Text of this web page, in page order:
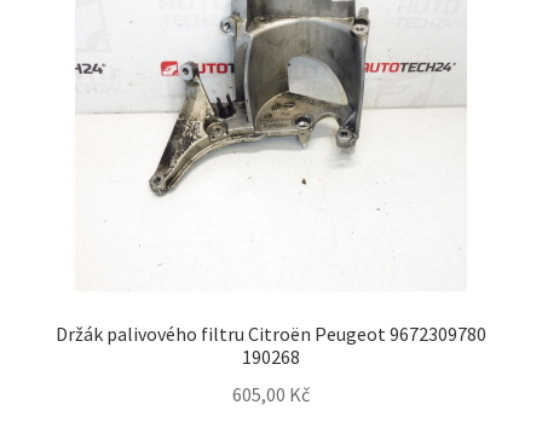
Držák palivového filtru Citroën Peugeot 9672309780
190268
605,00 Kč